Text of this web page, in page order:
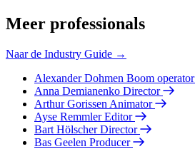
Meer professionals
Naar de Industry Guide →
Alexander Dohmen Boom operator
Anna Demianenko Director
Arthur Gorissen Animator
Ayse Remmler Editor
Bart Hölscher Director
Bas Geelen Producer